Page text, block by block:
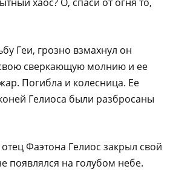
Геи, грозно взмахнул он
сверкающую молнию и ее
Погибла и колесница. Ее
Гелиоса были разбросаны
Фаэтона Гелиос закрыл свой
появлялся на голубом небе.